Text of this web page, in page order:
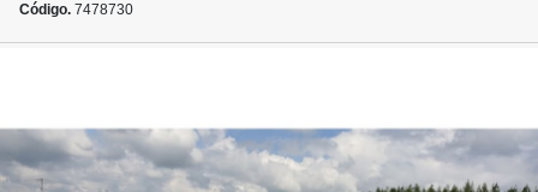
Código. 7478730